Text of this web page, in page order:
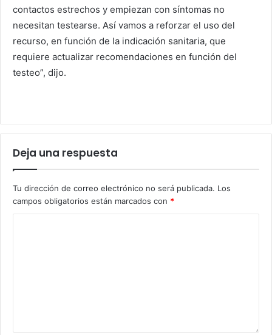
contactos estrechos y empiezan con síntomas no
necesitan testearse. Así vamos a reforzar el uso del
recurso, en función de la indicación sanitaria, que
requiere actualizar recomendaciones en función del
testeo”, dijo.
Deja una respuesta
Tu dirección de correo electrónico no será publicada. Los
campos obligatorios están marcados con *